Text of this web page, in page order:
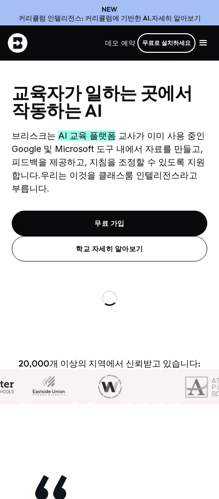
NEW
커리큘럼 인텔리전스: 커리큘럼에 기반한 AI.자세히 알아보기
데모 예약 무료로 설치하세요
교육자가 일하는 곳에서
작동하는 AI
브리스크는 AI 교육 플랫폼 교사가 이미 사용 중인
Google 및 Microsoft 도구 내에서 자료를 만들고,
피드백을 제공하고, 지침을 조정할 수 있도록 지원
합니다.우리는 이것을 클래스룸 인텔리전스라고
부릅니다.
무료 가입
학교 자세히 알아보기
20,000개 이상의 지역에서 신뢰받고 있습니다: